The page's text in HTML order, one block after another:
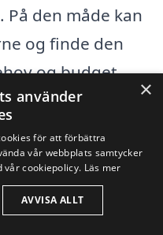
den måde kan
og finde den
og budget.
gør vi det
til kvalificerede
det rigtige firma
×
använder
för att förbättra
vår webbplats samtycker
vår cookiepolicy. Läs mer
AVVISA ALLT